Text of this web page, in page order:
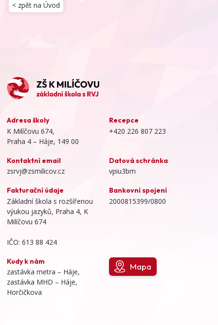
< zpět na Úvod
Adresa školy
K Milíčovu 674,
Praha 4 – Háje, 149 00
Recepce
+420 226 807 223
Kontaktní email
zsrvj@zsmilicov.cz
Datová schránka
vpiu3bm
Fakturační údaje
Základní škola s rozšířenou
výukou jazyků, Praha 4, K
Milíčovu 674
IČO: 613 88 424
Bankovní spojení
2000815399/0800
Kudy k nám
zastávka metra – Háje,
zastávka MHD – Háje,
Horčičkova
Mapa